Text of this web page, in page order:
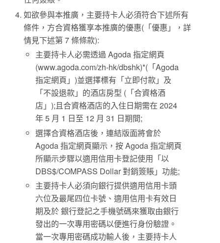
如欲參與本推廣，主要持卡人必須符合下述所有
條件，方合資格獲享本推廣的優惠(「優惠」，詳
情見下述第 7 條條款):
主要持卡人必需透過 Agoda 指定網頁
(www.agoda.com/zh-hk/dbshk)*(「Agoda
指定網頁」)並選擇標有「立即付款」及
「不設退款」的酒店房型 (「合資格酒
店」);且合資格酒店的入住日期需在 2024
年 5 月 1 日至 12 月 31 日期間;
選擇合資格酒店後，連結版面將會於
Agoda 指定網頁顯示，按 Agoda 指定網頁
所顯示步驟以適用信用卡登記使用「以
DBS$/COMPASS Dollar 對銷簽賬」功能;
主要持卡人必須向銀行提供適用信用卡頭
六位及最尾四位卡號、適用信用卡有效日
期及於 銀行登記之手機號碼來獲取由銀行
發出的一次專用密碼以便進行身份驗證。
當一次專用密碼成功輸人後，主要持卡人